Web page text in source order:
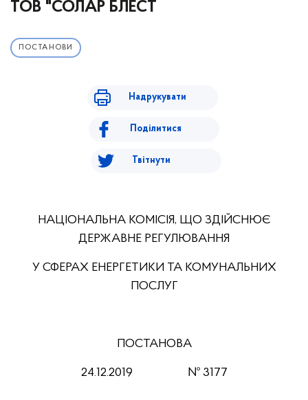
ТОВ "СОЛАР БЛЕСТ
ПОСТАНОВИ
Надрукувати
Поділитися
Твітнути
НАЦІОНАЛЬНА КОМІСІЯ, ЩО ЗДІЙСНЮЄ
ДЕРЖАВНЕ РЕГУЛЮВАННЯ
У СФЕРАХ ЕНЕРГЕТИКИ ТА КОМУНАЛЬНИХ
ПОСЛУГ
ПОСТАНОВА
24.12.2019 № 3177